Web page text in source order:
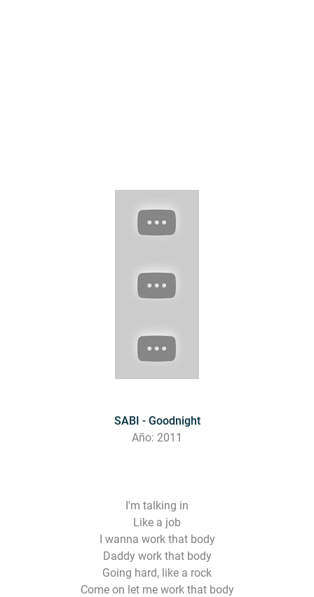
SABI - Goodnight
Año: 2011
I'm talking in
Like a job
I wanna work that body
Daddy work that body
Going hard, like a rock
Come on let me work that body